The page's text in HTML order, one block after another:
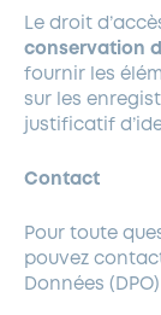
Le droit
conservation
fournir les
sur les
justificatif
Contact
Pour toute
pouvez
Données (DPO)